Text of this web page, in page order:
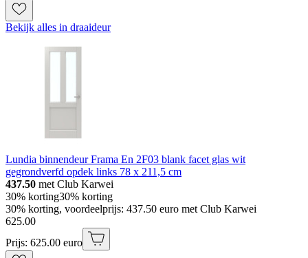
Bekijk alles in draaideur
Lundia binnendeur Frama En 2F03 blank facet glas wit
gegrondverfd opdek links 78 x 211,5 cm
437.50 met Club Karwei
30% korting30% korting
30% korting, voordeelprijs: 437.50 euro met Club Karwei
625.00
Prijs: 625.00 euro